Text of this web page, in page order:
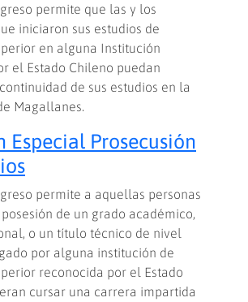
permite que las y los
iniciaron sus estudios de
en alguna Institución
el Estado Chileno puedan
de sus estudios en la
Magallanes.
Especial Prosecusión
permite a aquellas personas
de un grado académico,
o un título técnico de nivel
por alguna institución de
reconocida por el Estado
cursar una carrera impartida